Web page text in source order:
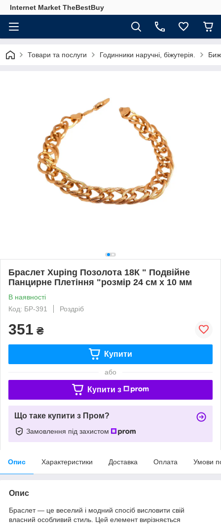
Internet Market TheBestBuy
Товари та послуги Годинники наручні, біжутерія.
Браслет Хuping Позолота 18К " Подвійне
Панцирне Плетіння "розмір 24 см х 10 мм
В наявності
Код: БР-391
Роздріб
351 ₴
Купити
або
Купити з
Що таке купити з Пром?
Замовлення під захистом
Опис Характеристики Доставка Оплата Умови
Опис
Браслет — це веселий і модний спосіб висловити свій
власний особливий стиль. Цей елемент вирізняється